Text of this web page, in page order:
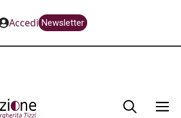
Accedi Newsletter